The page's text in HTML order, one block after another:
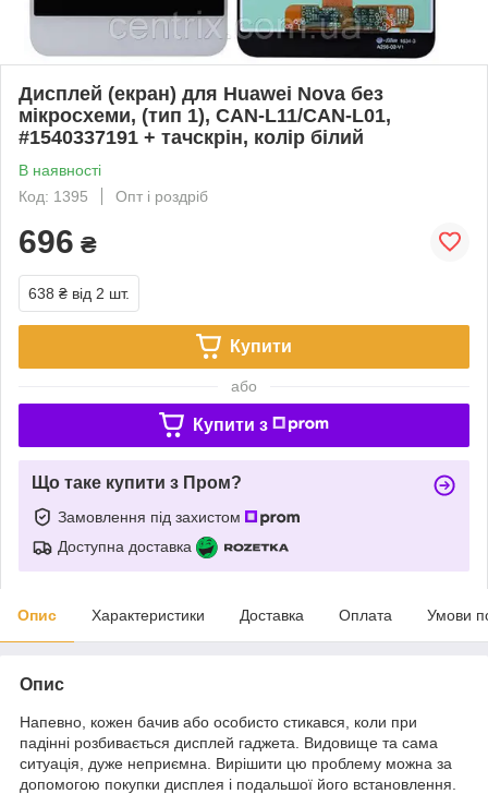
Дисплей (екран) для Huawei Nova без
мікросхеми, (тип 1), CAN-L11/CAN-L01,
#1540337191 + тачскрін, колір білий
В наявності
Код: 1395
Опт і роздріб
696 ₴
638 ₴ від 2 шт.
Купити
або
Купити з
Що таке купити з Пром?
Замовлення під захистом
Доступна доставка
Опис Характеристики Доставка Оплата Умови
Опис
Напевно, кожен бачив або особисто стикався, коли при
падінні розбивається дисплей гаджета. Видовище та сама
ситуація, дуже неприємна. Вирішити цю проблему можна за
допомогою покупки дисплея і подальшої його встановлення.